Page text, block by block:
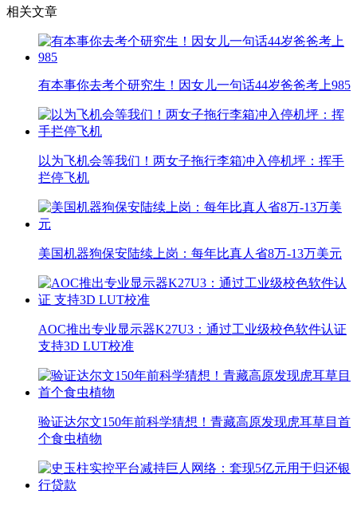
相关文章
有本事你去考个研究生！因女儿一句话44岁爸爸考上985
以为飞机会等我们！两女子拖行李箱冲入停机坪：挥手
拦停飞机
美国机器狗保安陆续上岗：每年比真人省8万-13万美元
AOC推出专业显示器K27U3：通过工业级校色软件认证
支持3D LUT校准
验证达尔文150年前科学猜想！青藏高原发现虎耳草目首
个食虫植物